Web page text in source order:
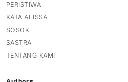
PERISTIWA
KATA ALISSA
SOSOK
SASTRA
TENTANG KAMI